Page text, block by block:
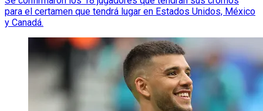
para el certamen que tendrá lugar en Estados Unidos, México
y Canadá.